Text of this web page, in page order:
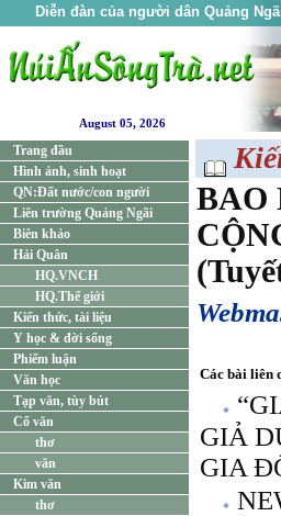
Diễn đàn của người dân Quảng
August 05, 2026
Trang đầu
Hình ảnh, sinh hoạt
QN:Đất nước/con người
Liên trường Quảng Ngãi
Biên khảo
Hải Quân
HQ.VNCH
HQ.Thế giới
Kiến thức, tài liệu
Y học & đời sống
Phiếm luận
Văn học
Tạp văn, tùy bút
Cổ văn
thơ
văn
Kim văn
thơ
BAO
Các bài liên
GIẢ
GIA